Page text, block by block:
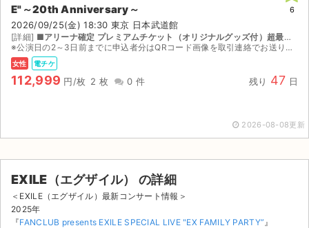
E"～20th Anniversary～
2026/09/25(金) 18:30 東京 日本武道館
[詳細] ■アリーナ確定 プレミアムチケット（オリジナルグッズ付）超最速（7/18アプグレ１次当選分）★ EXILE OFFICIAL FANCLUB超最速先行（6/13当選） 全席指定
※公演日の2～3日前までに申込者分はQRコード画像を取引連絡でお送りいたします。また、同行者分チケットはチケットブックにご登録のメールアドレスをご連絡いただければ分配させていただきます。 ...
女性 電チケ
112,999 円/枚 2 枚 0 件 残り 47 日
6
2026-08-08更新
EXILE（エグザイル） の詳細
＜EXILE（エグザイル）最新コンサート情報＞
2025年
『FANCLUB presents EXILE SPECIAL LIVE "EX FAMILY PARTY” 』